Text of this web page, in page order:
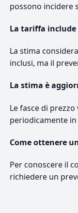
possono incidere
La tariffa
La stima
inclusi, ma il
La stima è
Le fasce di
periodicamente in
Come ottenere
Per conoscere il
richiedere un